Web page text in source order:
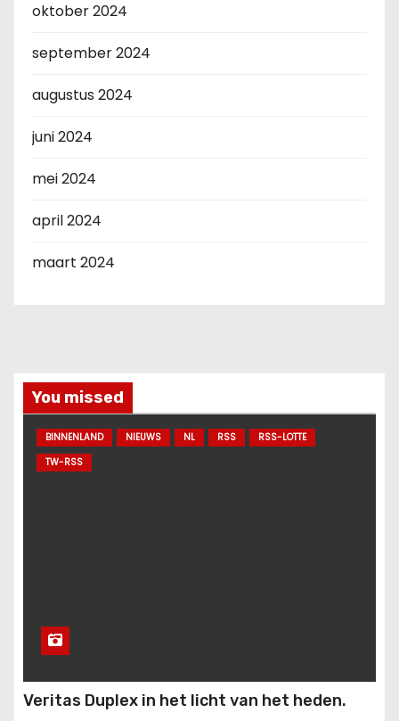
oktober 2024
september 2024
augustus 2024
juni 2024
mei 2024
april 2024
maart 2024
You missed
BINNENLAND NIEUWS NL RSS
RSS-LOTTE
TW-RSS
Veritas Duplex in het licht van het heden.